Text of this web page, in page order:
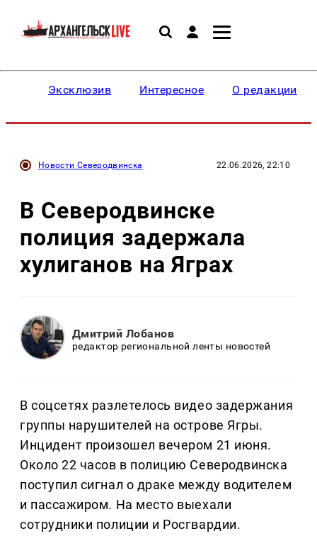
Эксклюзив Интересное О редакции
Новости Северодвинска 22.06.2026, 22:10
В Северодвинске
полиция задержала
хулиганов на Яграх
Дмитрий Лобанов
редактор региональной ленты новостей
В соцсетях разлетелось видео задержания
группы нарушителей на острове Ягры.
Инцидент произошел вечером 21 июня.
Около 22 часов в полицию Северодвинска
поступил сигнал о драке между водителем
и пассажиром. На место выехали
сотрудники полиции и Росгвардии.